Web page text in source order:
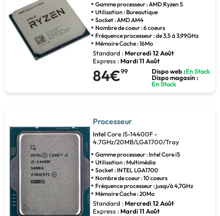
Gamme processeur : AMD Ryzen 5
Utilisation : Bureautique
Socket : AMD AM4
Nombre de coeur : 6 coeurs
Fréquence processeur : de 3,5 à 3,99GHz
Mémoire Cache : 16Mo
Standard : Mercredi 12 Août
Express : Mardi 11 Août
84€99 Dispo web :En Stock
Dispo magasin :
En Stock
Processeur
IntelCore i5-14400F -
4.7GHz/20MB/LGA1700/Tray
Gamme processeur : Intel Core i5
Utilisation : Multimédia
Socket : INTEL LGA1700
Nombre de coeur : 10 coeurs
Fréquence processeur : jusqu'à 4,7GHz
Mémoire Cache : 20Mo
Standard : Mercredi 12 Août
Express : Mardi 11 Août